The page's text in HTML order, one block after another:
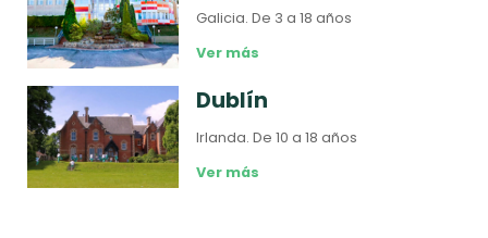
Galicia.De 3 a 18 años
Ver más
Dublín
Irlanda.De 10 a 18 años
Ver más